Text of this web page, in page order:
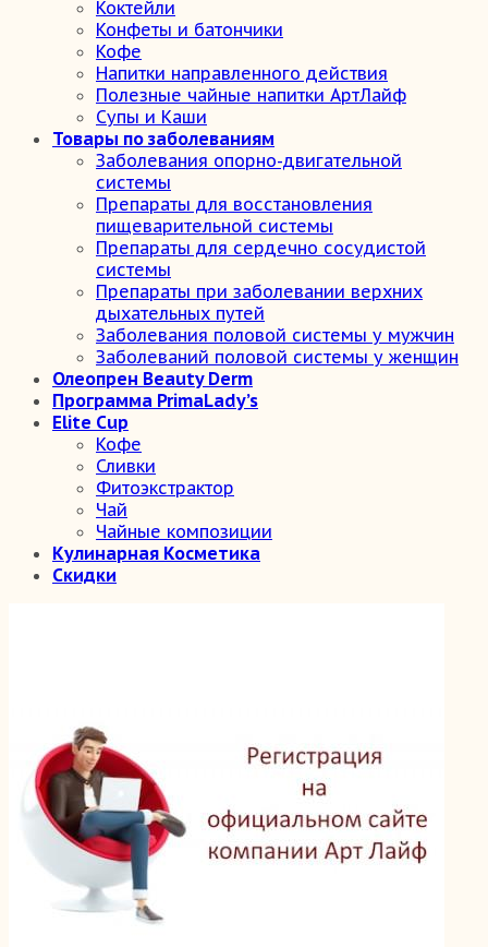
Коктейли
Конфеты и батончики
Кофе
Напитки направленного действия
Полезные чайные напитки АртЛайф
Супы и Каши
Товары по заболеваниям
Заболевания опорно-двигательной
системы
Препараты для восстановления
пищеварительной системы
Препараты для сердечно сосудистой
системы
Препараты при заболевании верхних
дыхательных путей
Заболевания половой системы у мужчин
Заболеваний половой системы у женщин
Олеопрен Beauty Derm
Программа PrimaLady’s
Elite Cup
Кофе
Сливки
Фитоэкстрактор
Чай
Чайные композиции
Кулинарная Косметика
Скидки